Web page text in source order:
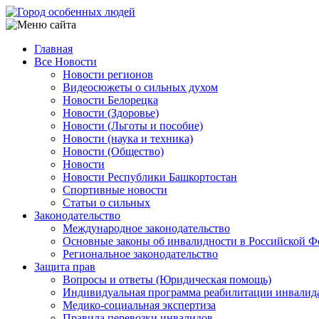
Перейти
к
содержанию
Main
navigation
Главная
Все Новости
Новости регионов
Видеосюжеты о сильных духом
Новости Белорецка
Новости (Здоровье)
Новости (Льготы и пособие)
Новости (наука и техника)
Новости (Общество)
Новости
Новости Республики Башкортостан
Спортивные новости
Статьи о сильных
Законодательство
Международное законодательство
Основные законы об инвалидности в Российской
Региональное законодательство
Защита прав
Вопросы и ответы (Юридическая помощь)
Индивидуальная программа реабилитации
Медико-социальная экспертиза